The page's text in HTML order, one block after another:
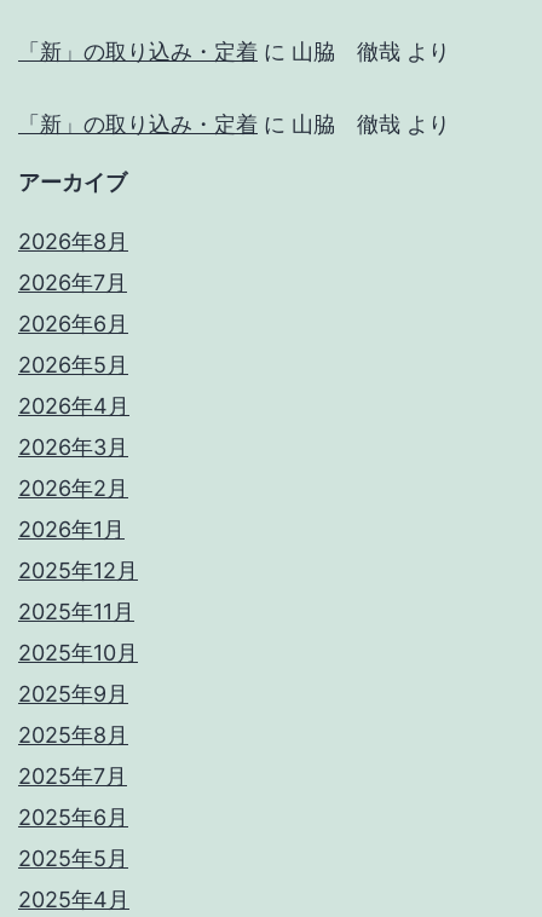
「新」の取り込み・定着 に 山脇 徹哉 より
「新」の取り込み・定着 に 山脇 徹哉 より
アーカイブ
2026年8月
2026年7月
2026年6月
2026年5月
2026年4月
2026年3月
2026年2月
2026年1月
2025年12月
2025年11月
2025年10月
2025年9月
2025年8月
2025年7月
2025年6月
2025年5月
2025年4月